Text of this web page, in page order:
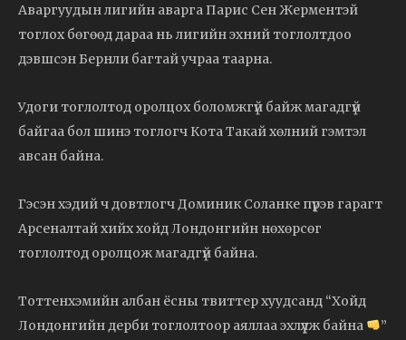
Аваргуудын лигийн аварга Парис Сен Жерментэй
тоглох бөгөөд дараа нь лигийн эхний тоглолтдоо
дэвшсэн Бернли багтай учраа таарна.
Удоги тоглолтод оролцох боломжгүй байж магадгүй
байгаа бол шинэ тоглогч Кота Такай хөлний гэмтэл
авсан байна.
Гэсэн хэдий ч довтлогч Доминик Соланке пүрэв гарагт
Арсеналтай хийх хойд Лондонгийн нөхөрсөг
тоглолтод оролцож магадгүй байна.
Тоттенхэмийн албан ёсны твиттер хуудсанд “Хойд
Лондонгийн дерби тоглолтоор аяллаа эхлүүлж байна
”